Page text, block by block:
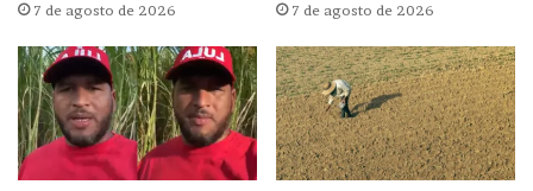
7 de agosto de 2026 7 de agosto de 2026